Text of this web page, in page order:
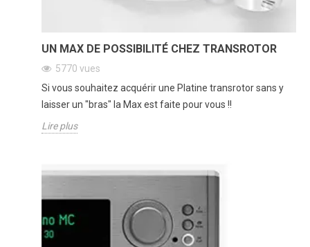
UN MAX DE POSSIBILITÉ CHEZ TRANSROTOR
5770 vues
Si vous souhaitez acquérir une Platine transrotor sans y
laisser un "bras" la Max est faite pour vous !!
Lire plus